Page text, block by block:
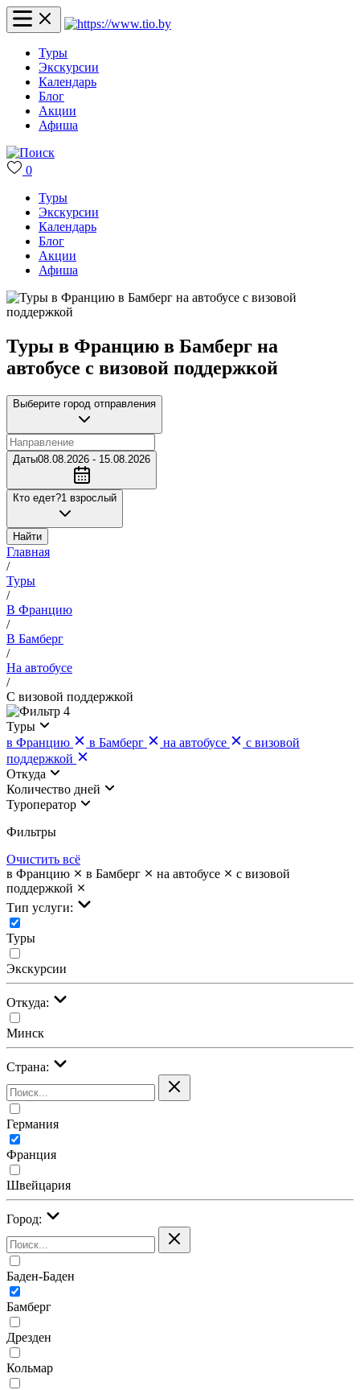
Туры
Экскурсии
Календарь
Блог
Акции
Афиша
0
Туры
Экскурсии
Календарь
Блог
Акции
Афиша
Туры в Францию в Бамберг на
автобусе с визовой поддержкой
Выберите город отправления
Даты08.08.2026 - 15.08.2026
Кто едет?1 взрослый
Найти
Главная
/
Туры
/
В Францию
/
В Бамберг
/
На автобусе
/
С визовой поддержкой
4
Туры
в Францию
в Бамберг на автобусе
с визовой
поддержкой
Откуда
Количество дней
Туроператор
Фильтры
Очистить всё
в Францию
в Бамберг на автобусе
с визовой
поддержкой
Тип услуги:
Туры
Экскурсии
Откуда:
Минск
Страна:
Германия
Франция
Швейцария
Город:
Баден-Баден
Бамберг
Дрезден
Кольмар